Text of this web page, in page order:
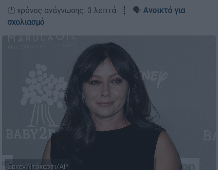
🕛 χρόνος ανάγνωσης: 3 λεπτά ┋ 🗣️ Ανοικτό για
σχολιασμό
Σανεν Ντόχερτι/ΑP